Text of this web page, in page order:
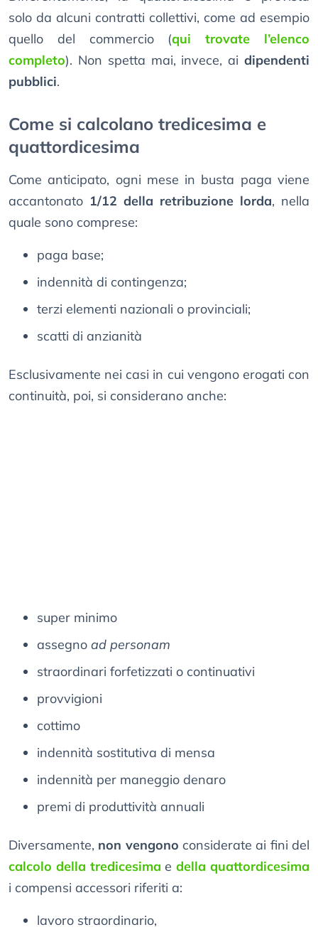
solo da alcuni contratti collettivi, come ad esempio
quello del commercio (qui trovate l’elenco
completo). Non spetta mai, invece, ai dipendenti
pubblici.
Come si calcolano tredicesima e
quattordicesima
Come anticipato, ogni mese in busta paga viene
accantonato 1/12 della retribuzione lorda, nella
quale sono comprese:
paga base;
indennità di contingenza;
terzi elementi nazionali o provinciali;
scatti di anzianità
Esclusivamente nei casi in cui vengono erogati con
continuità, poi, si considerano anche:
super minimo
assegno ad personam
straordinari forfetizzati o continuativi
provvigioni
cottimo
indennità sostitutiva di mensa
indennità per maneggio denaro
premi di produttività annuali
Diversamente, non vengono considerate ai fini del
calcolo della tredicesima edella quattordicesima
i compensi accessori riferiti a:
lavoro straordinario,